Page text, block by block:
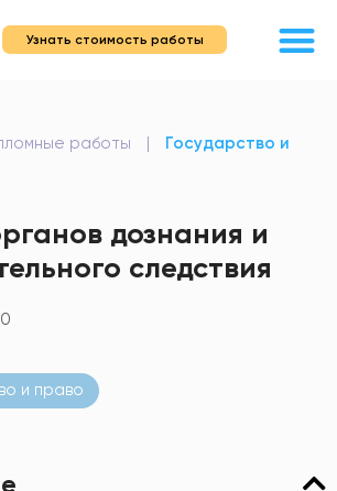
Узнать стоимость работы
работы |
Государство и
дознания и
следствия
и право